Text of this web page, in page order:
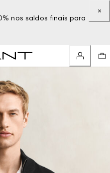
nos saldos finais para